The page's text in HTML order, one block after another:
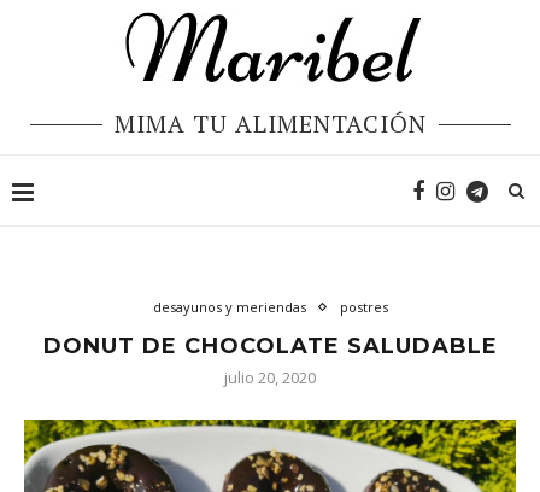
MIMA TU ALIMENTACIÓN
desayunos y meriendas postres
DONUT DE CHOCOLATE SALUDABLE
julio 20, 2020